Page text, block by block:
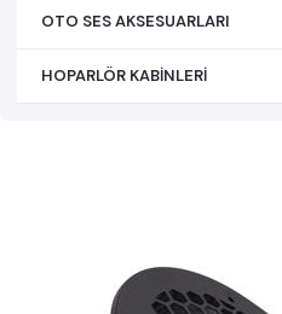
OTO SES AKSESUARLARI
HOPARLÖR KABİNLERİ